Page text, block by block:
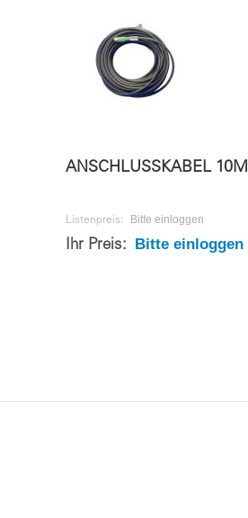
ANSCHLUSSKABEL 10M
Listenpreis: Bitte einloggen
Ihr Preis: Bitte einloggen